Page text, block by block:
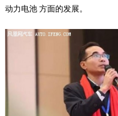
动力电池 方面的发展。